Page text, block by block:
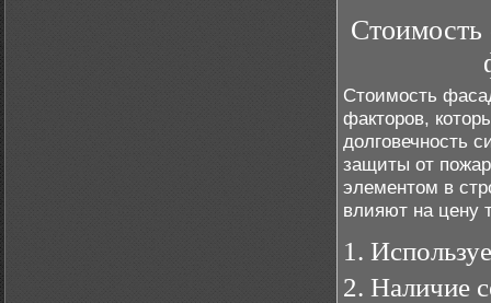
Стоимость
факторов,
долговечность
защиты от
элементом в
влияют на цену
1.
2. Наличие